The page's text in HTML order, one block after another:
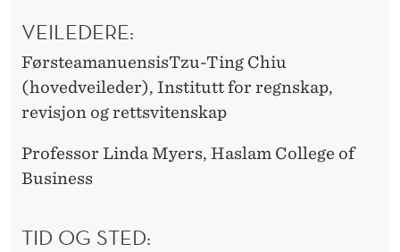
VEILEDERE:
FørsteamanuensisTzu-Ting Chiu
(hovedveileder), Institutt for regnskap,
revisjon og rettsvitenskap
Professor Linda Myers, Haslam College of
Business
TID OG STED: